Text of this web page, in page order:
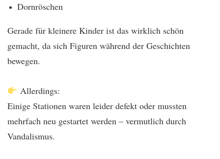
Dornröschen
Gerade für kleinere Kinder ist das wirklich schön
gemacht, da sich Figuren während der Geschichten
bewegen.
Allerdings:
Einige Stationen waren leider defekt oder mussten
mehrfach neu gestartet werden – vermutlich durch
Vandalismus.